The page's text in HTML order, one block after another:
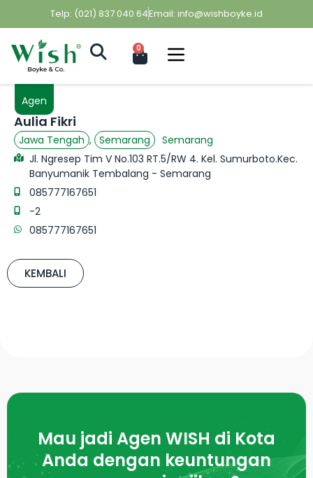
Telp: (021) 837 040 64Email: info@wishboyke.id
0
Agen
Aulia Fikri
Jawa Tengah , Semarang
Semarang
Jl. Ngresep Tim V No.103 RT.5/RW 4. Kel. Sumurboto.Kec.
Banyumanik Tembalang - Semarang
085777167651
-2
085777167651
KEMBALI
Mau jadi Agen WISH di Kota
Anda dengan keuntungan